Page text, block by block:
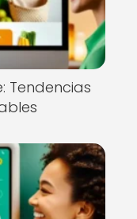
Tendencias